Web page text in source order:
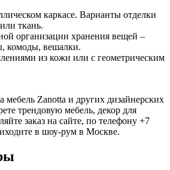
каркасе. Варианты отделки
ткань.
организации хранения вещей –
комоды, вешалки.
из кожи или с геометрическим
мебель Zanotta и других дизайнерских
трендовую мебель, декор для
заказ на сайте, по телефону +7
в шоу-рум в Москве.